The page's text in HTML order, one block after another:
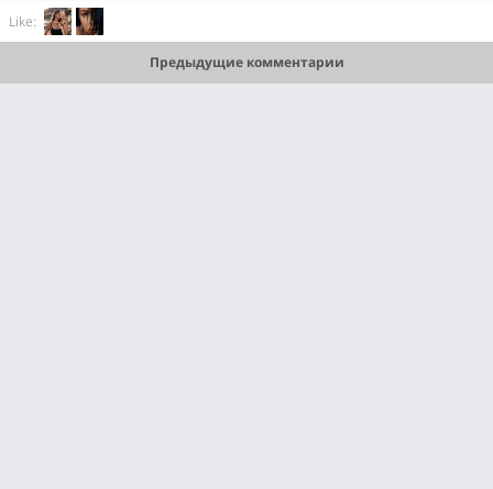
Like:
Предыдущие комментарии